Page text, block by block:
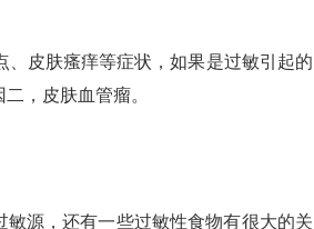
皮肤瘙痒等症状，如果是过敏引起的
，皮肤血管瘤。
源，还有一些过敏性食物有很大的关